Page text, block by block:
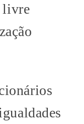
livre